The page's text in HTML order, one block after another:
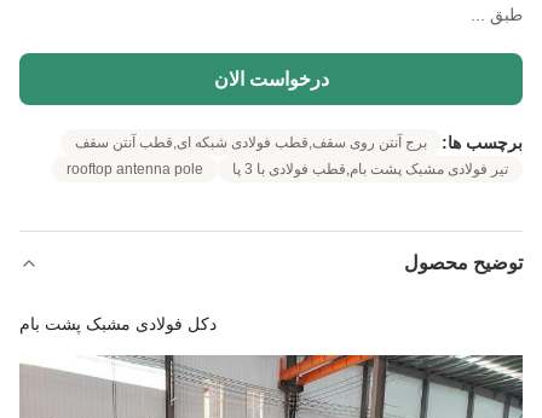
طبق ...
درخواست الان
برچسب ها:
برج آنتن روی سقف,قطب فولادی شبکه ای,قطب آنتن سقف
تیر فولادی مشبک پشت بام,قطب فولادی با 3 پا
rooftop antenna pole
توضیح محصول
دکل فولادی مشبک پشت بام